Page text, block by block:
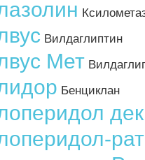
Вилдаглиптин
Мет
Бенциклан